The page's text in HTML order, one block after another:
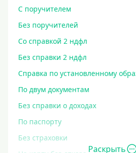
С поручителем
Без поручителей
Со справкой 2 ндфл
Без справки 2 ндфл
Справка по установленному
По двум документам
Без справки о доходах
По паспорту
Без страховки
Раскрыть